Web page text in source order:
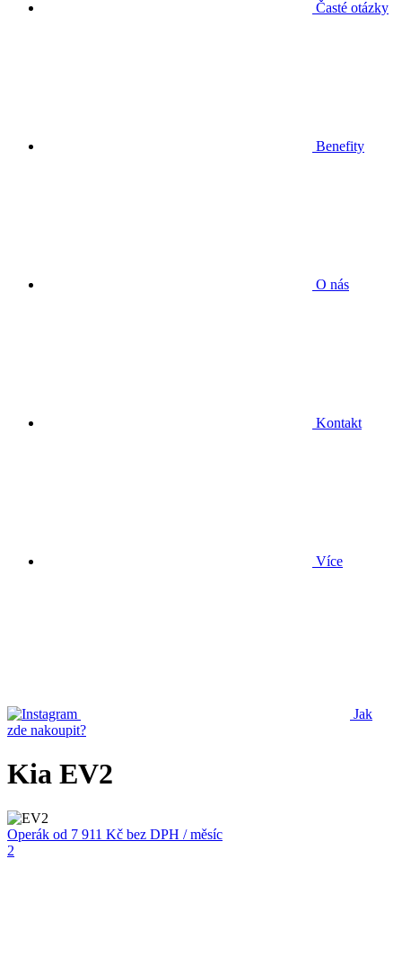
Časté otázky
Benefity
O nás
Kontakt
Více
Jak
zde nakoupit?
Kia EV2
Operák od 7 911 Kč bez DPH / měsíc
2